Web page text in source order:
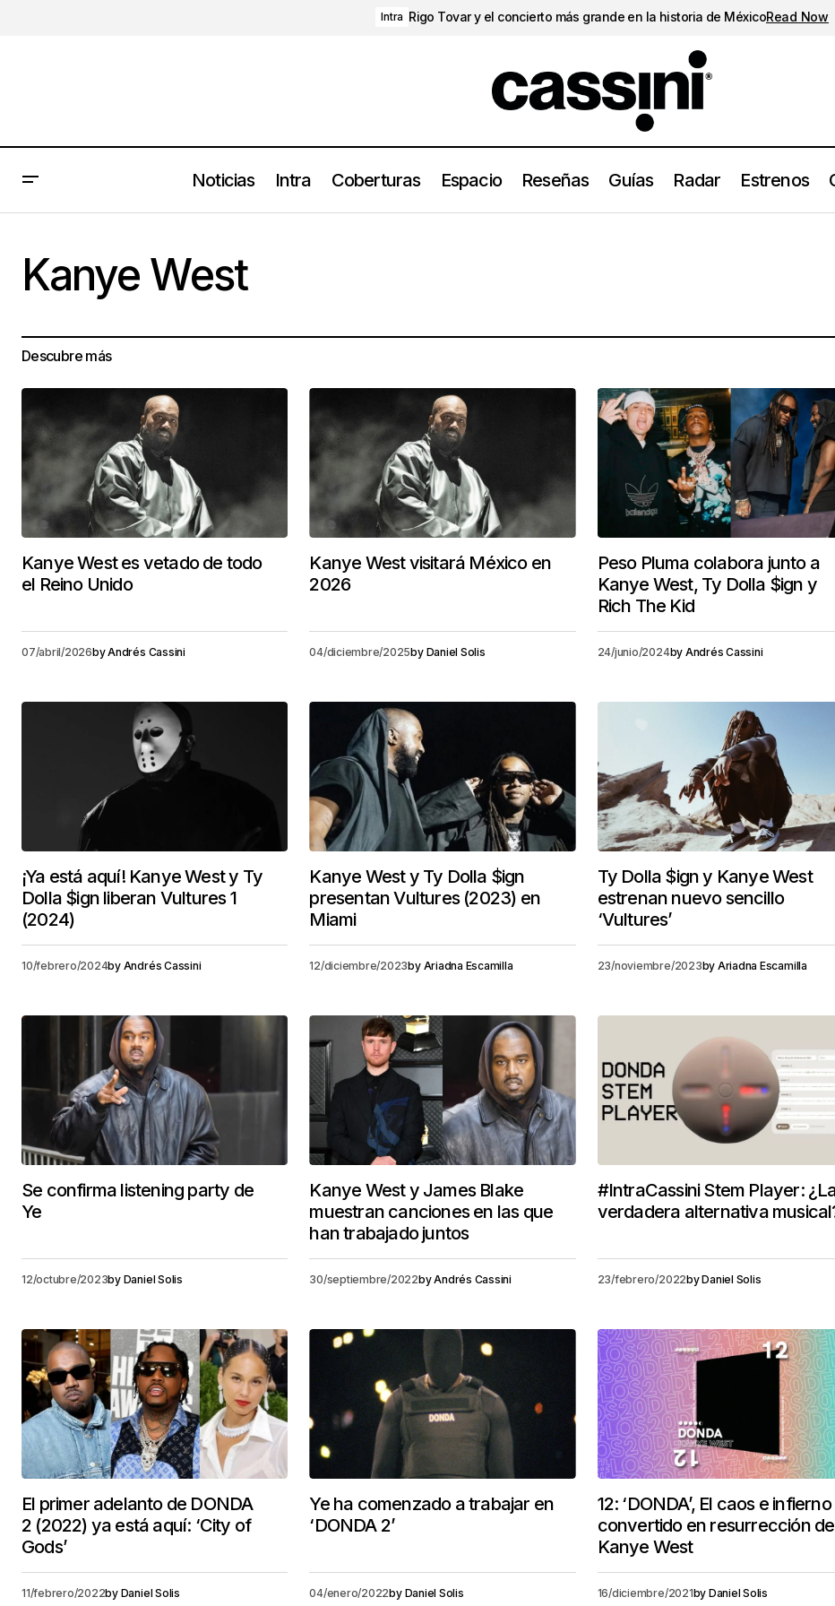
Intra Rigo Tovar y el concierto más grande en la historia de MéxicoRead Now
Noticias Intra Coberturas Espacio Reseñas Guías Radar Estrenos
Kanye West
Descubre más
Kanye West es vetado de todo
el Reino Unido
07/abril/2026byAndrés Cassini
Kanye West visitará México en
2026
04/diciembre/2025by Daniel Solis
Peso Pluma colabora junto a
Kanye West, Ty Dolla $ign y
Rich The Kid
24/junio/2024by Andrés Cassini
¡Ya está aquí! Kanye West y Ty
Dolla $ign liberan Vultures 1
(2024)
10/febrero/2024by Andrés Cassini
Kanye West y Ty Dolla $ign
presentan Vultures (2023) en
Miami
12/diciembre/2023by Ariadna Escamilla
Ty Dolla $ign y Kanye West
estrenan nuevo sencillo
‘Vultures’
23/noviembre/2023by Ariadna Escamilla
Se confirma listening party de
Ye
12/octubre/2023by Daniel Solis
Kanye West y James Blake
muestran canciones en las que
han trabajado juntos
30/septiembre/2022byAndrés Cassini
#IntraCassini Stem Player:
verdadera alternativa
23/febrero/2022byDaniel Solis
El primer adelanto de DONDA
2 (2022) ya está aquí: ‘City of
Gods’
11/febrero/2022by Daniel Solis
Ye ha comenzado a trabajar en
‘DONDA 2’
04/enero/2022by Daniel Solis
12: ‘DONDA’, El caos e infierno
convertido en resurrección de
Kanye West
16/diciembre/2021by Daniel Solis